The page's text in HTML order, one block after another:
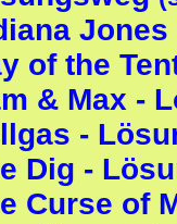
of the
& Max -
-
Dig -
Curse of